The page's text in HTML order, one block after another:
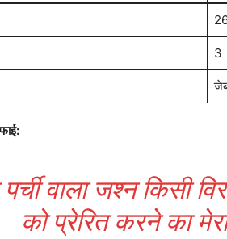
3
वाला जश्न किसी
को प्रेरित करने का